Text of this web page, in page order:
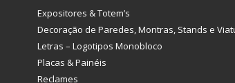
Expositores & Totem’s
Decoração de Paredes, Montras, Stands e
Letras – Logotipos Monobloco
Placas & Painéis
Reclames